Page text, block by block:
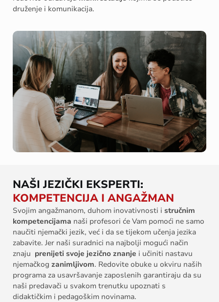
druženje i komunikacija.
NAŠI JEZIČKI EKSPERTI:
KOMPETENCIJA I ANGAŽMAN
Svojim angažmanom, duhom inovativnosti i stručnim
kompetencijama naši profesori će Vam pomoći ne samo
naučiti njemački jezik, već i da se tijekom učenja jezika
zabavite. Jer naši suradnici na najbolji mogući način
znaju prenijeti svoje jezično znanje i učiniti nastavu
njemačkog zanimljivom. Redovite obuke u okviru naših
programa za usavršavanje zaposlenih garantiraju da su
naši predavači u svakom trenutku upoznati s
didaktičkim i pedagoškim novinama.